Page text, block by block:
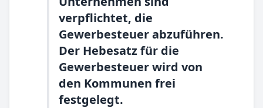
verpflichtet, die
Gewerbesteuer abzuführen.
Der Hebesatz für die
Gewerbesteuer wird von
den Kommunen frei
festgelegt.